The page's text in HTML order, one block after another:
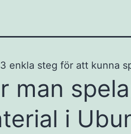
enkla steg för att kunna
man
i